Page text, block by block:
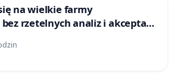
na wielkie farmy
rzetelnych analiz i akceptacji